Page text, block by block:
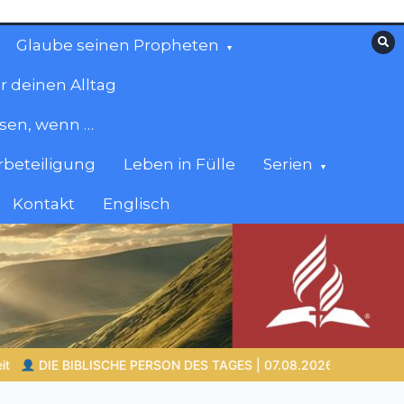
Glaube seinen Propheten
deinen Alltag
wenn …
Leben in Fülle Serien
Kontakt Englisch
– der Vater, der in dunkler Zeit Glauben weitergab